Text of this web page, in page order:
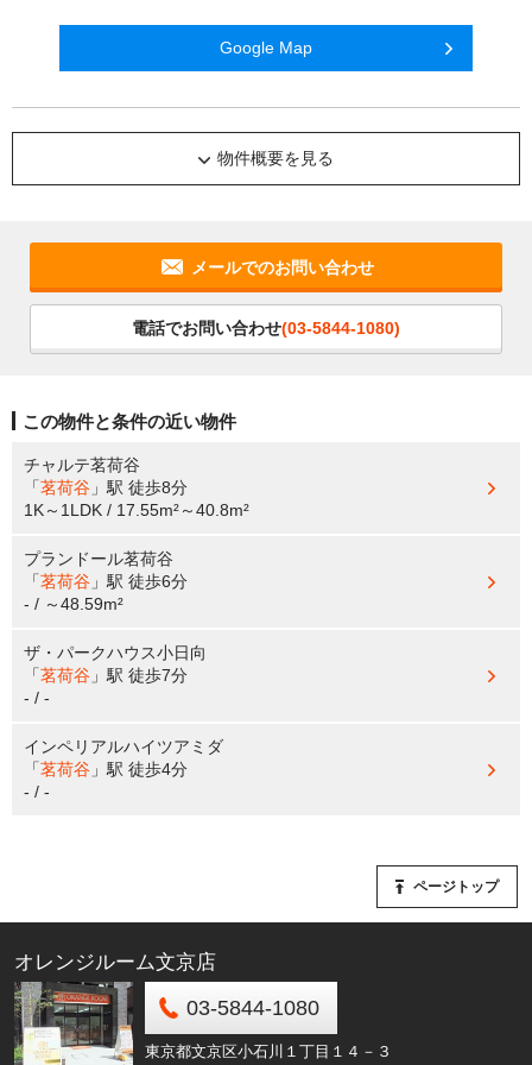
Google Map
物件概要を見る
メールでのお問い合わせ
電話でお問い合わせ(03-5844-1080)
この物件と条件の近い物件
チャルテ茗荷谷
「茗荷谷 」駅 徒歩8分
1K～1LDK / 17.55m²～40.8m²
プランドール茗荷谷
「茗荷谷 」駅 徒歩6分
- / ～48.59m²
ザ・パークハウス小日向
「茗荷谷 」駅 徒歩7分
- / -
インペリアルハイツアミダ
「茗荷谷 」駅 徒歩4分
- / -
ページトップ
オレンジルーム文京店
03-5844-1080
東京都文京区小石川１丁目１４－３